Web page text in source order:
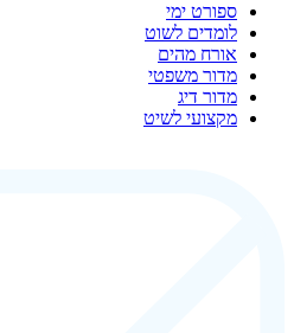
ספורט ימי
לומדים לשוט
אורח מהים
מדור משפטי
מדור דיג
מקצועי לשיט